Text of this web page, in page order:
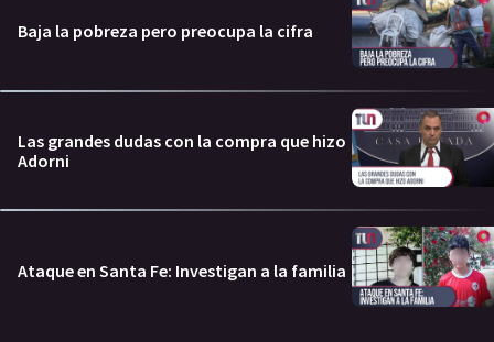
Baja la pobreza pero preocupa la cifra
Las grandes dudas con la compra que hizo
Adorni
Ataque en Santa Fe: Investigan a la familia